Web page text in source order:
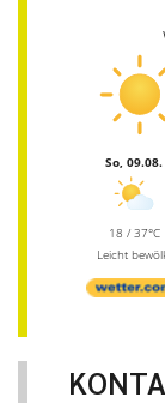
So, 09.08.
18 / 37°C
Leicht